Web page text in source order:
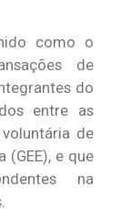
como o
de
do
entre as
de
e que
na